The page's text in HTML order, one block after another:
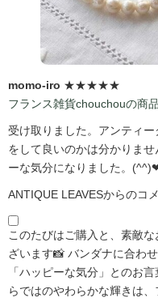
momo-iro ★★★★★
フランス雑貨chouchouの商
受け取りました。アンティ
をして良いのかは分かりま
ーな気分になりました。
ANTIQUE LEAVESからのコ
このたびはご購入と、素敵
ざいます📸 バンダナに合わ
「ハッピーな気分」とのお
らではのやわらかな輝きは